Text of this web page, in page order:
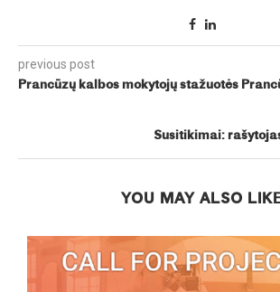
previous post
Prancūzų kalbos mokytojų stažuotės
Susitikimai:
YOU MAY ALSO